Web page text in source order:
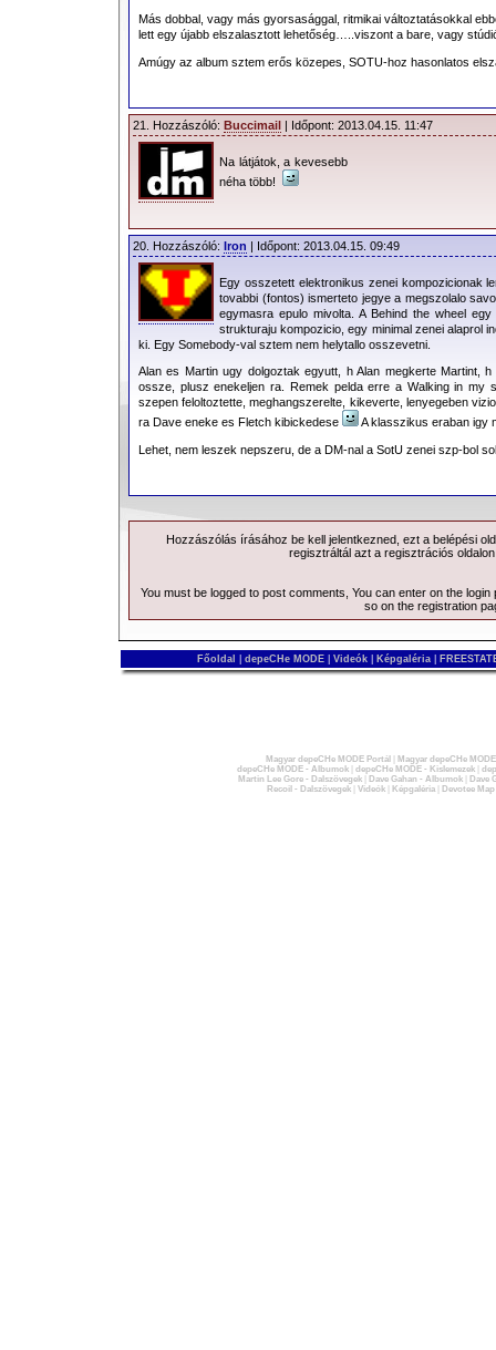
Más dobbal, vagy más gyorsasággal, ritmikai változtatásokkal
lett egy újabb elszalasztott lehetőség…..viszont a bare, vagy
Amúgy az album sztem erős közepes, SOTU-hoz hasonlatos
21. Hozzászóló: Buccimail | Időpont: 2013.04.15. 11:47
Na látjátok, a kevesebb
néha több!
20. Hozzászóló: Iron | Időpont: 2013.04.15. 09:49
Egy osszetett elektronikus zenei kompozicionak
tovabbi (fontos) ismerteto jegye a megszolalo
egymasra epulo mivolta. A Behind the wheel
strukturaju kompozicio, egy minimal zenei alaprol
ki. Egy Somebody-val sztem nem helytallo osszevetni.
Alan es Martin ugy dolgoztak egyutt, h Alan megkerte Martint,
ossze, plusz enekeljen ra. Remek pelda erre a Walking in my
szepen feloltoztette, meghangszerelte, kikeverte, lenyegeben
ra Dave eneke es Fletch kibickedese
A klasszikus eraban igy
Lehet, nem leszek nepszeru, de a DM-nal a SotU zenei szp-bol
Hozzászólás írásához be kell jelentkezned, ezt a belépési
regisztráltál azt a regisztrációs
You must be logged to post comments, You can enter on the login
so on the registration
Főoldal depeCHe MODE Videók Képgaléria
Magyar depeCHe MODE Portál
Magyar depeCHe
depeCHe MODE - Albumok| depeCHe MODE - Kislemezek|
Martin Lee Gore - Dalszövegek| Dave Gahan - Albumok|
Dave
Recoil - Dalszövegek| Videók| Képgaléria| Devotee Map